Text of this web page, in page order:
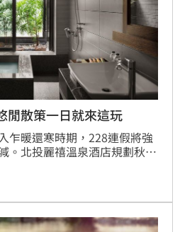
閒散策一日就來這玩
乍暖還寒時期，228連假將強
。北投麗禧溫泉酒店規劃秋冬
口白磺泉獲得身心的禮讚，
溫泉、美食轉換心情，現在
之旅，就從北投麗禧開始。